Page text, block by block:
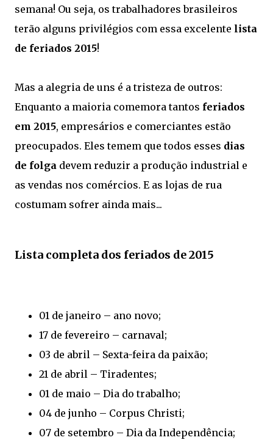
semana! Ou seja, os trabalhadores brasileiros
terão alguns privilégios com essa excelente lista
de feriados 2015!
Mas a alegria de uns é a tristeza de outros:
Enquanto a maioria comemora tantos feriados
em 2015, empresários e comerciantes estão
preocupados. Eles temem que todos esses dias
de folga devem reduzir a produção industrial e
as vendas nos comércios. E as lojas de rua
costumam sofrer ainda mais...
Lista completa dos feriados de 2015
01 de janeiro – ano novo;
17 de fevereiro – carnaval;
03 de abril – Sexta-feira da paixão;
21 de abril – Tiradentes;
01 de maio – Dia do trabalho;
04 de junho – Corpus Christi;
07 de setembro – Dia da Independência;